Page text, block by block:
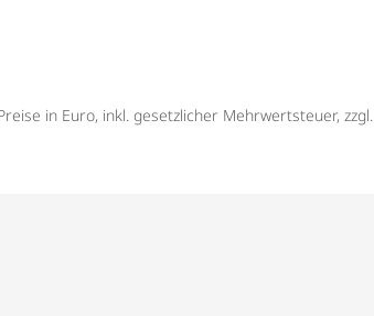
in Euro, inkl. gesetzlicher Mehrwertsteuer, zzgl.